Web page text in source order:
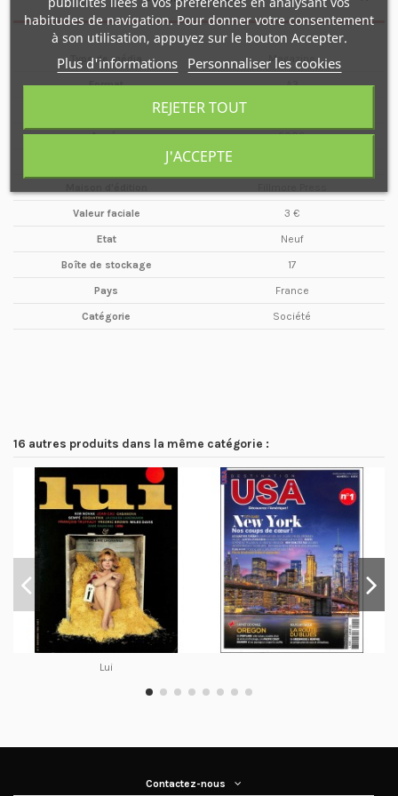
Type de média Magazine
Format A3
Année 2009
Valeur faciale 3 €
Etat Neuf
Boîte de stockage 17
Pays France
Catégorie Société
16 autres produits dans la même catégorie :
Lui
Contactez-nous
habitudes de navigation. Pour donner votre consentement
à son utilisation, appuyez sur le bouton Accepter.
Plus d'informations Personnaliser les cookies
REJETER TOUT
J'ACCEPTE